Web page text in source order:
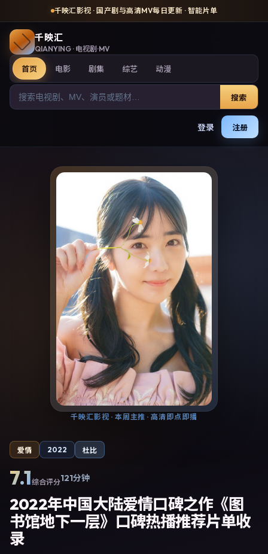
千映汇影视 · 国产剧与高清MV每日更新 · 智能片单
千映汇
QIANYING · 电视剧·MV
首页 电影 剧集 综艺 动漫
搜索
登录 注册
爱情 2022 杜比
7.1综合评分121分钟
2022年中国大陆爱情口碑之作《图
书馆地下一层》口碑热播推荐片单收
录
千映汇影视 · 本周主推 · 高清即点即播